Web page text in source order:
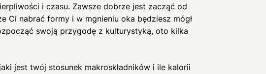
i czasu. Zawsze dobrze jest zacząć od
Ci nabrać formy i w mgnieniu oka będziesz mógł
swoją przygodę z kulturystyką, oto kilka
jest twój stosunek makroskładników i ile kalorii